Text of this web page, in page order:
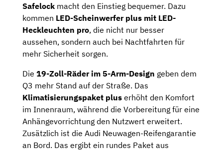
Safelock macht den Einstieg bequemer. Dazu
kommen LED-Scheinwerfer plus mit LED-
Heckleuchten pro, die nicht nur besser
aussehen, sondern auch bei Nachtfahrten für
mehr Sicherheit sorgen.
Die 19-Zoll-Räder im 5-Arm-Design geben dem
Q3 mehr Stand auf der Straße. Das
Klimatisierungspaket plus erhöht den Komfort
im Innenraum, während die Vorbereitung für eine
Anhängevorrichtung den Nutzwert erweitert.
Zusätzlich ist die Audi Neuwagen-Reifengarantie
an Bord. Das ergibt ein rundes Paket aus